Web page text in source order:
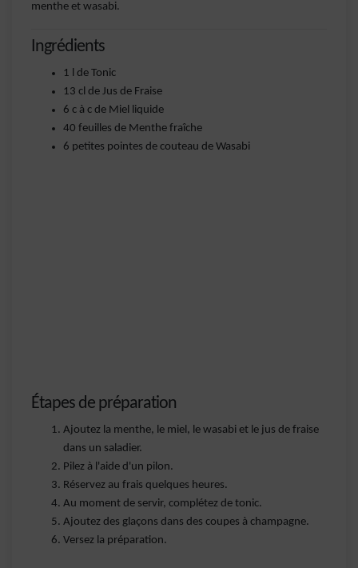
menthe et wasabi.
Ingrédients
1 l de Tonic
13 cl de Jus de Fraise
6 c à c de Miel liquide
40 feuilles de Menthe fraîche
6 petites pointes de couteau de Wasabi
Étapes de préparation
Ajoutez la menthe, le miel, le wasabi et le jus de fraise
dans un saladier.
Pilez à l'aide d'un pilon.
Réservez au frais quelques heures.
Au moment de servir, complétez de tonic.
Ajoutez des glaçons dans des coupes à champagne.
Versez la préparation.